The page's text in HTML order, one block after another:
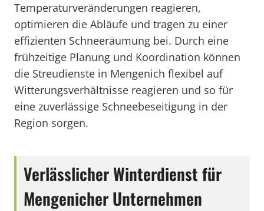
Temperaturveränderungen reagieren,
optimieren die Abläufe und tragen zu einer
effizienten Schneeräumung bei. Durch eine
frühzeitige Planung und Koordination können
die Streudienste in Mengenich flexibel auf
Witterungsverhältnisse reagieren und so für
eine zuverlässige Schneebeseitigung in der
Region sorgen.
Verlässlicher Winterdienst für
Mengenicher Unternehmen